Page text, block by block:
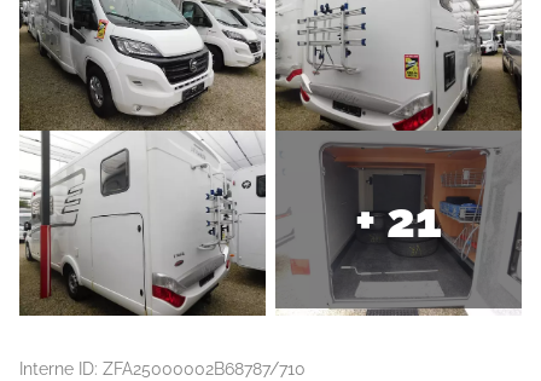
+ 21
Interne ID: ZFA25000002B68787/710